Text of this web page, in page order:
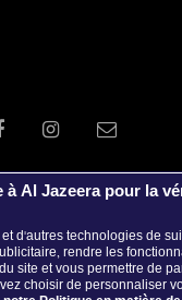
Al Jazeera pour la
d'autres technologies de
rendre les
site et vous permettre de
choisir de personnaliser